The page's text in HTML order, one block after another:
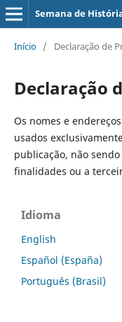
Semana de
Início / Declaração de
Declaração
Os nomes e
usados
publicação, não
finalidades ou a
Idioma
English
Español (España)
Português (Brasil)